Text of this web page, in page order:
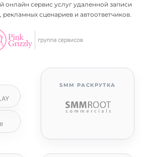
онлайн сервис услуг удаленной записи
рекламных сценариев и автоответчиков.
SMM РАСКРУТКА